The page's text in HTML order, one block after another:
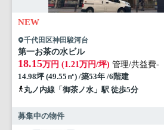
NEW
千代田区神田駿河台
第一お茶の水ビル
18.15万円 (1.21万円/坪) 管理/共益費-
14.98坪 (49.55㎡) /築53年 /6階建
丸ノ内線「御茶ノ水」駅 徒歩5分
募集中の物件